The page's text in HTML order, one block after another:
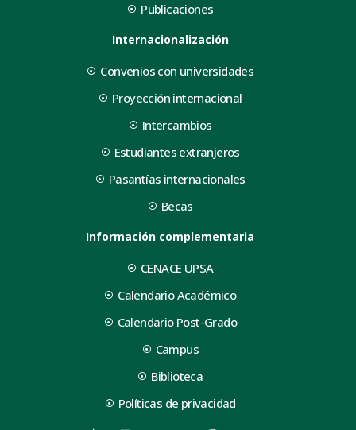
Publicaciones
Internacionalización
Convenios con universidades
Proyección internacional
Intercambios
Estudiantes extranjeros
Pasantías internacionales
Becas
Información complementaria
CENACE UPSA
Calendario Académico
Calendario Post-Grado
Campus
Biblioteca
Políticas de privacidad